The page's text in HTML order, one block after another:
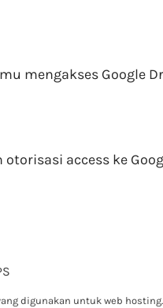
mengakses Google
access ke
digunakan untuk web hosting.